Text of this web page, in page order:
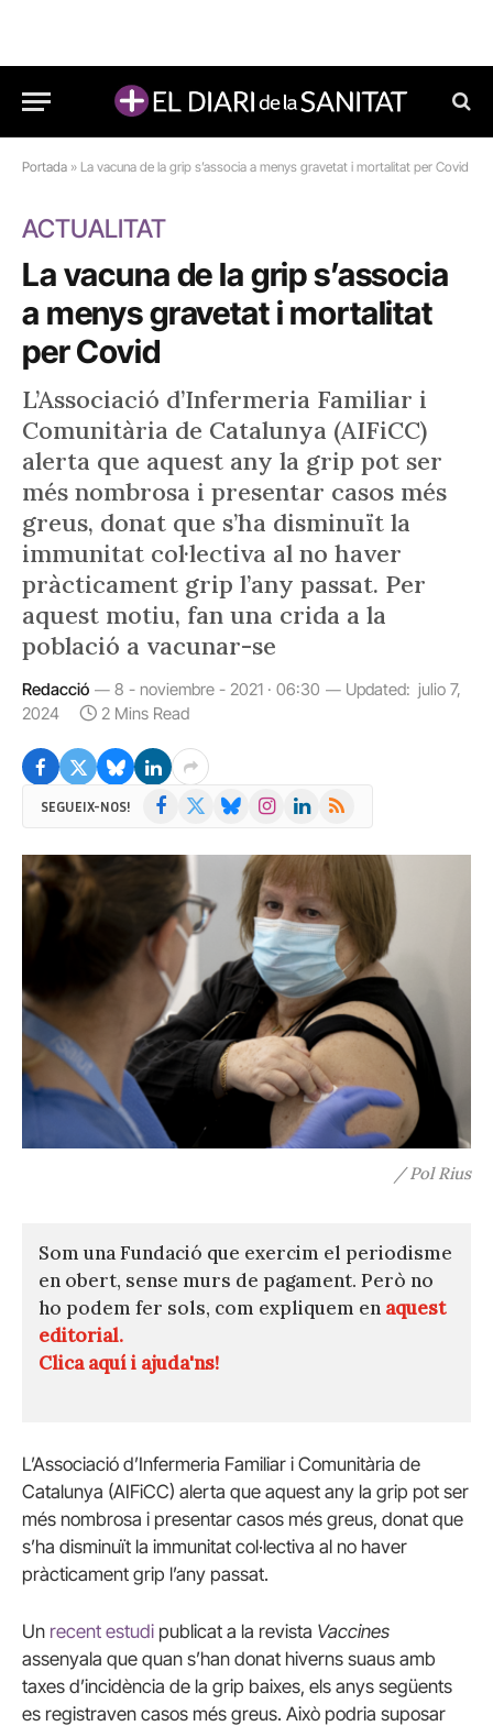
Portada » La vacuna de la grip s’associa a menys gravetat i mortalitat per Covid
ACTUALITAT
La vacuna de la grip s’associa
a menys gravetat i mortalitat
per Covid
L’Associació d’Infermeria Familiar i
Comunitària de Catalunya (AIFiCC)
alerta que aquest any la grip pot ser
més nombrosa i presentar casos més
greus, donat que s’ha disminuït la
immunitat col·lectiva al no haver
pràcticament grip l’any passat. Per
aquest motiu, fan una crida a la
població a vacunar-se
Redacció 8 - noviembre - 2021 · 06:30 Updated: julio 7,
2024
2 Mins Read
SEGUEIX-NOS! Facebook BlueskyInstagramLinkedIn
RSS
/ Pol Rius
Som una Fundació que exercim el periodisme
en obert, sense murs de pagament. Però no
ho podem fer sols, com expliquem en aquest
editorial.
Clica aquí i ajuda'ns!
L’Associació d’Infermeria Familiar i Comunitària de
Catalunya (AIFiCC) alerta que aquest any la grip pot ser
més nombrosa i presentar casos més greus, donat que
s’ha disminuït la immunitat col·lectiva al no haver
pràcticament grip l’any passat.
Un recent estudi publicat a la revista Vaccines
assenyala que quan s’han donat hiverns suaus amb
taxes d’incidència de la grip baixes, els anys següents
es registraven casos més greus. Això podria suposar